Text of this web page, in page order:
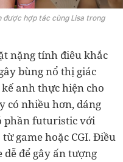
được hợp tác cùng Lisa trong
nặng tính điêu khắc
bùng nổ thị giác
anh thực hiện cho
có nhiều hơn, dáng
phần futuristic với
game hoặc CGI. Điều
để gây ấn tượng